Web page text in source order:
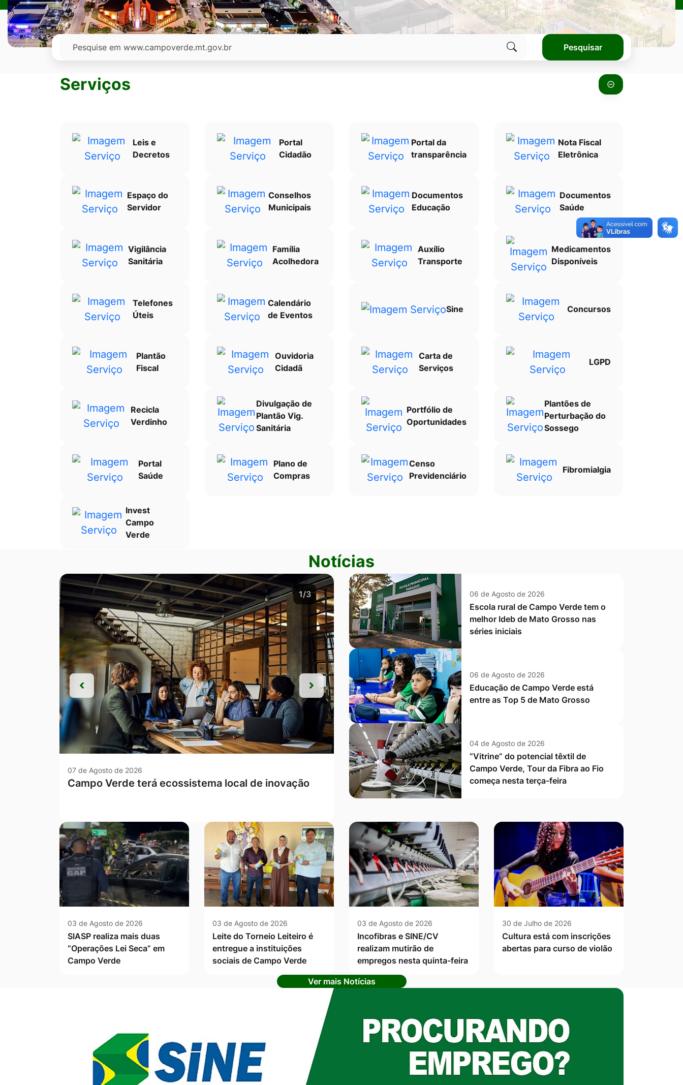
Ir
para
rodapé
Pesquisar
Clique
Pesquisar
Serviços
Leis e
Decretos
Portal
Cidadão
Portal da
transparência
Nota Fiscal
Eletrônica
Espaço do
Servidor
Conselhos
Municipais
Documentos
Educação
Documentos
Saúde
Vigilância
Sanitária
Família
Acolhedora
Auxílio
Transporte
Medicamentos
Disponíveis
Telefones
Úteis
Calendário
de Eventos
Sine Concursos
Plantão
Fiscal
Ouvidoria
Cidadã
Carta de
Serviços
LGPD
Recicla
Verdinho
Divulgação de
Plantão Vig.
Sanitária
Portfólio de
Oportunidades
Plantões de
Perturbação do
Sossego
Portal
Saúde
Plano de
Compras
Censo
Previdenciário
Fibromialgia
Invest
Campo
Verde
Notícias
2/3
07 de Agosto de 2026
Com a sanção de duas novas leis, Campo Verde
Anterior
Anterior
Próxima
Próxima
06 de Agosto de 2026
Escola rural de Campo Verde tem o
melhor Ideb de Mato Grosso nas
séries iniciais
06 de Agosto de 2026
Educação de Campo Verde está
entre as Top 5 de Mato Grosso
04 de Agosto de 2026
“Vitrine” do potencial têxtil de
Campo Verde, Tour da Fibra ao Fio
começa nesta terça-feira
03 de Agosto de 2026
SIASP realiza mais duas
“Operações Lei Seca” em
Campo Verde
03 de Agosto de 2026
Leite do Torneio Leiteiro é
entregue a instituições
sociais de Campo Verde
03 de Agosto de 2026
Incofibras e SINE/CV
realizam mutirão de
empregos nesta quinta-feira
30 de Julho de 2026
Cultura está com inscrições
abertas para curso de violão
Ver mais Notícias